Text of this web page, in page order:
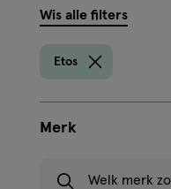
filters
Wis alle filters
Etos
Merk